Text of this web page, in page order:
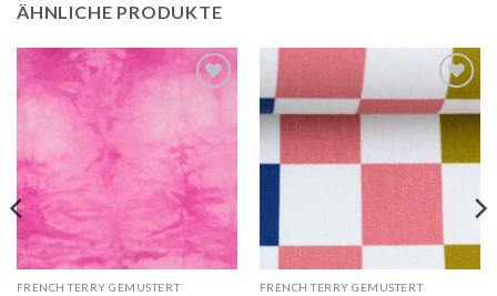
ÄHNLICHE PRODUKTE
FRENCH TERRY GEMUSTERT FRENCH TERRY GEMUSTERT